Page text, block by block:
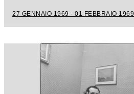
27 GENNAIO 1969 - 01 FEBBRAIO 1969